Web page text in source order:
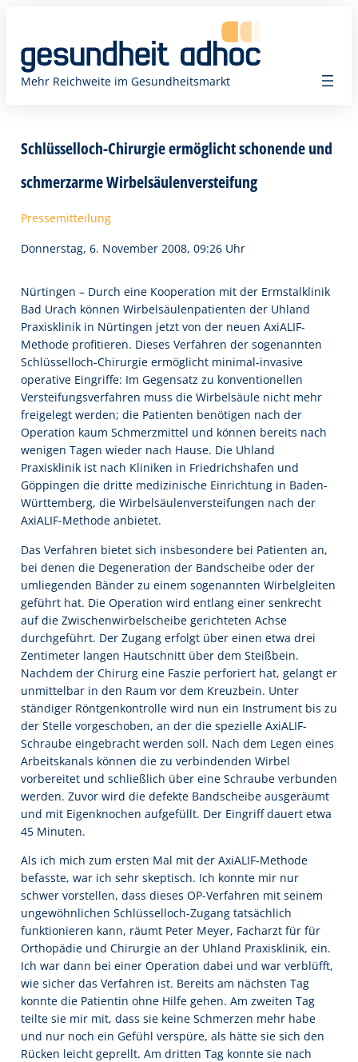
springen
Mehr Reichweite im Gesundheitsmarkt
Schlüsselloch-Chirurgie ermöglicht schonende und
schmerzarme Wirbelsäulenversteifung
Pressemitteilung
Donnerstag, 6. November 2008, 09:26 Uhr
Nürtingen – Durch eine Kooperation mit der Ermstalklinik
Bad Urach können Wirbelsäulenpatienten der Uhland
Praxisklinik in Nürtingen jetzt von der neuen AxiALIF-
Methode profitieren. Dieses Verfahren der sogenannten
Schlüsselloch-Chirurgie ermöglicht minimal-invasive
operative Eingriffe: Im Gegensatz zu konventionellen
Versteifungsverfahren muss die Wirbelsäule nicht mehr
freigelegt werden; die Patienten benötigen nach der
Operation kaum Schmerzmittel und können bereits nach
wenigen Tagen wieder nach Hause. Die Uhland
Praxisklinik ist nach Kliniken in Friedrichshafen und
Göppingen die dritte medizinische Einrichtung in Baden-
Württemberg, die Wirbelsäulenversteifungen nach der
AxiALIF-Methode anbietet.
Das Verfahren bietet sich insbesondere bei Patienten an,
bei denen die Degeneration der Bandscheibe oder der
umliegenden Bänder zu einem sogenannten Wirbelgleiten
geführt hat. Die Operation wird entlang einer senkrecht
auf die Zwischenwirbelscheibe gerichteten Achse
durchgeführt. Der Zugang erfolgt über einen etwa drei
Zentimeter langen Hautschnitt über dem Steißbein.
Nachdem der Chirurg eine Faszie perforiert hat, gelangt er
unmittelbar in den Raum vor dem Kreuzbein. Unter
ständiger Röntgenkontrolle wird nun ein Instrument bis zu
der Stelle vorgeschoben, an der die spezielle AxiALIF-
Schraube eingebracht werden soll. Nach dem Legen eines
Arbeitskanals können die zu verbindenden Wirbel
vorbereitet und schließlich über eine Schraube verbunden
werden. Zuvor wird die defekte Bandscheibe ausgeräumt
und mit Eigenknochen aufgefüllt. Der Eingriff dauert etwa
45 Minuten.
Als ich mich zum ersten Mal mit der AxiALIF-Methode
befasste, war ich sehr skeptisch. Ich konnte mir nur
schwer vorstellen, dass dieses OP-Verfahren mit seinem
ungewöhnlichen Schlüsselloch-Zugang tatsächlich
funktionieren kann, räumt Peter Meyer, Facharzt für für
Orthopädie und Chirurgie an der Uhland Praxisklinik, ein.
Ich war dann bei einer Operation dabei und war verblüfft,
wie sicher das Verfahren ist. Bereits am nächsten Tag
konnte die Patientin ohne Hilfe gehen. Am zweiten Tag
teilte sie mir mit, dass sie keine Schmerzen mehr habe
und nur noch ein Gefühl verspüre, als hätte sie sich den
Rücken leicht geprellt. Am dritten Tag konnte sie nach